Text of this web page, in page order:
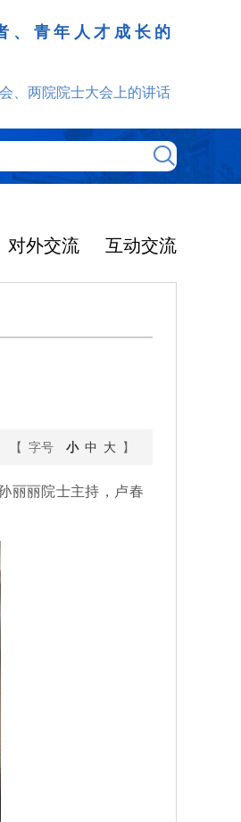
、青年人才成长的
、两院院士大会上的讲话
对外交流 互动交流
【 字号 小 中 大】
丽丽院士主持，卢春